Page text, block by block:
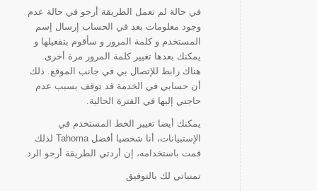
في حالة لم تعمل الطريقة أرجو في حالة عدم
وجود معلومات بعد في الحساب إرسال إسم
المستخدم و كلمة المرور و سأقوم بتفعيلها و
يمكنك بعدها تغيير كلمة المرور مرة أخرى.
هناك رابط للإتصال بي في جانب الموقع. ذلك
أن حسابي في الخدمة قد توقف بسبب عدم
حاجتي إليها في الفترة الحالية.
يمكنك أيضا تغيير الخط المستخدم في
الإستبيانات، أنا شخصيا أفضل Tahoma لذلك
قمت باستخدامه، إن أردتي الطريقة أرجو الرد.
تمنياتي لك بالتوفيق